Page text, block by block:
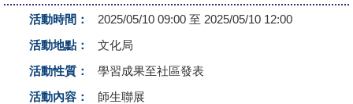
志工與社團
友站連結
活動時間：
2025/05/10 09:00 至 2025/05/10 12:00
活動地點：
文化局
活動性質：
學習成果至社區發表
活動內容：
師生聯展